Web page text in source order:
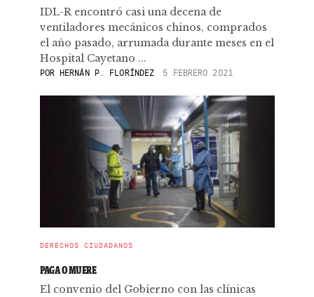
IDL-R encontró casi una decena de
ventiladores mecánicos chinos, comprados
el año pasado, arrumada durante meses en el
Hospital Cayetano ...
PORHERNÁN P. FLORÍNDEZ 5 FEBRERO 2021
DERECHOS CIUDADANOS
PAGA O MUERE
El convenio del Gobierno con las clínicas